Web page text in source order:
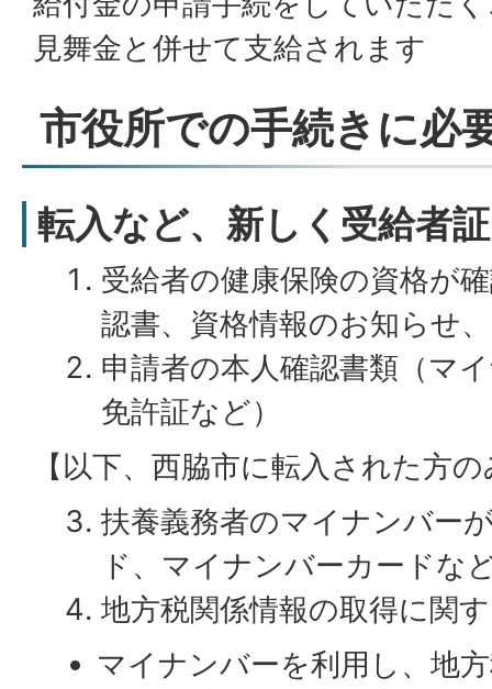
見舞金と併せて支給されます
市役所での手続きに必
転入など、新しく受給者
受給者の健康保険の資格が
認書、資格情報のお知らせ
申請者の本人確認書類（マ
免許証など）
【以下、西脇市に転入された方
扶養義務者のマイナンバー
ド、マイナンバーカードな
地方税関係情報の取得に関
マイナンバーを利用し、地